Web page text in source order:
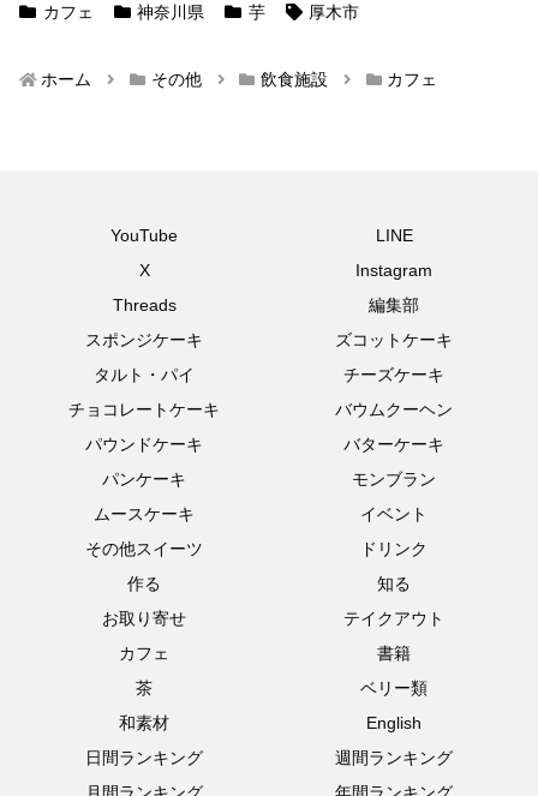
カフェ 神奈川県 芋 厚木市
ホーム その他 飲食施設 カフェ
YouTube
LINE
X
Instagram
Threads
編集部
スポンジケーキ
ズコットケーキ
タルト・パイ
チーズケーキ
チョコレートケーキ
バウムクーヘン
パウンドケーキ
バターケーキ
パンケーキ
モンブラン
ムースケーキ
イベント
その他スイーツ
ドリンク
作る
知る
お取り寄せ
テイクアウト
カフェ
書籍
茶
ベリー類
和素材
English
日間ランキング
週間ランキング
月間ランキング
年間ランキング